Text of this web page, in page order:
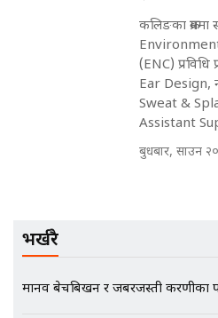
बदनियत !
|| THE
कनेक्सन ! ||
कलिङका क्रममा
(ENC) प्रविधि
Ear Design,
Sweat &
Assistant
बुधबार, साउन
भर्खरै
मानव बेचबिखन र जबरजस्ती करणीका